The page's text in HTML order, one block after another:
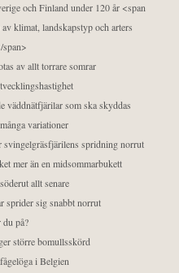
och Finland under 120 år <span
klimat, landskapstyp och arters
span>
av allt torrare somrar
väddnätfjärilar som ska skyddas
variationer
svingelgräsfjärilens spridning norrut
mer än en midsommarbukett
allt senare
sprider sig snabbt norrut
på?
större bomullsskörd
i Belgien